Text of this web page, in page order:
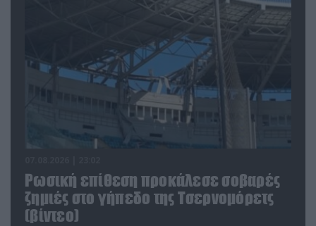
Ρωσική επίθεση προκάλεσε σοβαρές
ζημιές στο γήπεδο της Τσερνομόρετς
(βίντεο)